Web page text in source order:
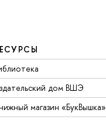
дом ВШЭ
магазин «БукВышка»